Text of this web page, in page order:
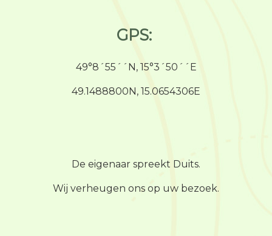
GPS:
49°8´55´´N, 15°3´50´´E
49.1488800N, 15.0654306E
De eigenaar spreekt Duits.
Wij verheugen ons op uw bezoek.